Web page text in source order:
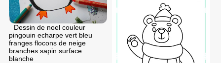
Dessin de noel couleur
pingouin echarpe vert bleu
franges flocons de neige
branches sapin surface
blanche